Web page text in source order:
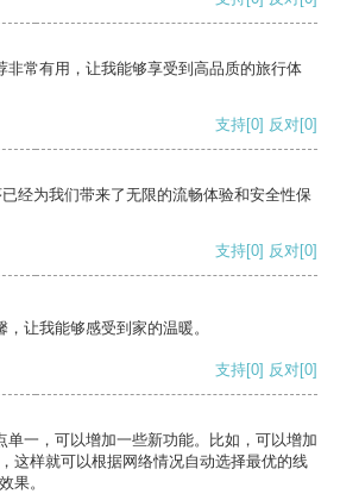
非常有用，让我能够享受到高品质的旅行体
支持[0] 反对[0]
经为我们带来了无限的流畅体验和安全性保
支持[0] 反对[0]
让我能够感受到家的温暖。
支持[0] 反对[0]
单一，可以增加一些新功能。比如，可以增加
这样就可以根据网络情况自动选择最优的线
果。